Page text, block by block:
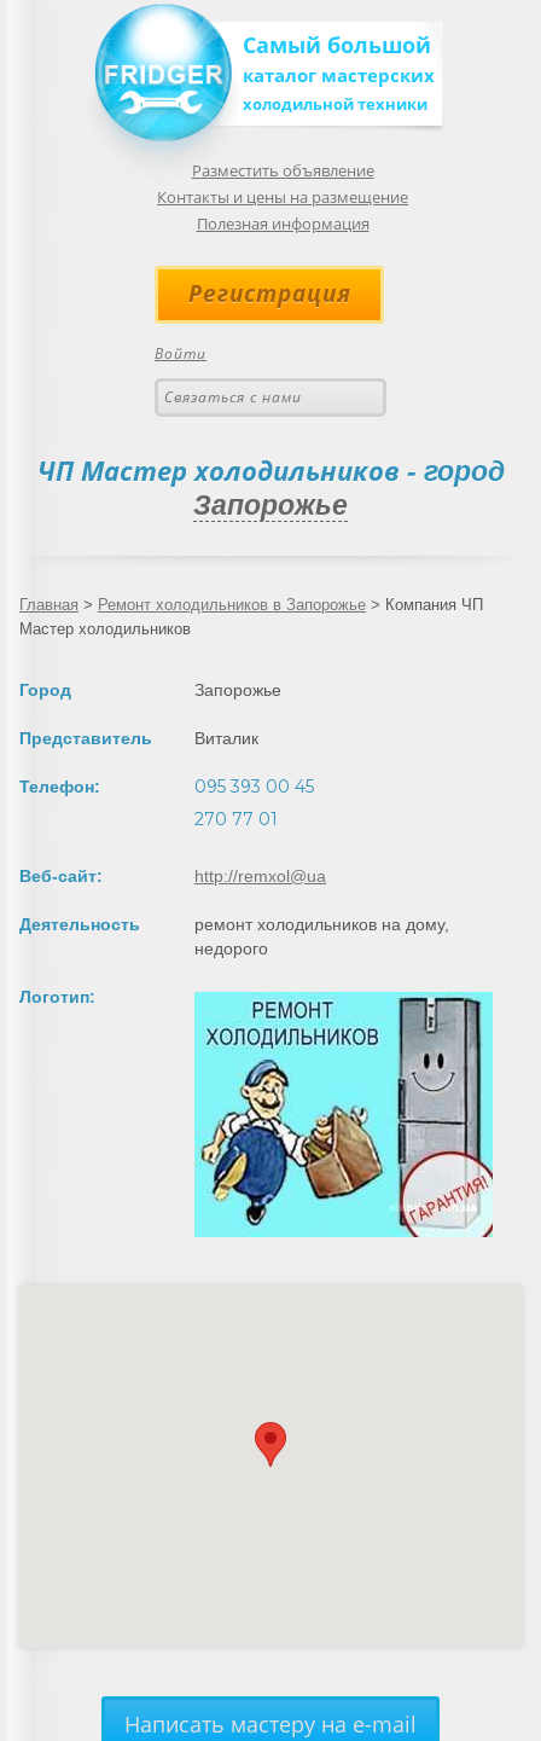
Самый большой
каталог мастерских
холодильной техники
Разместить объявление
Контакты и цены на размещение
Полезная информация
Регистрация
Войти
Связаться с нами
ЧП Мастер холодильников - город
Запорожье
Главная > Ремонт холодильников в Запорожье > Компания ЧП
Мастер холодильников
Город Запорожье
Представитель Виталик
Телефон:
095 393 00 45
270 77 01
Веб-сайт: http://remxol@ua
Деятельность
ремонт холодильников на дому,
недорого
Логотип:
Написать мастеру на e-mail